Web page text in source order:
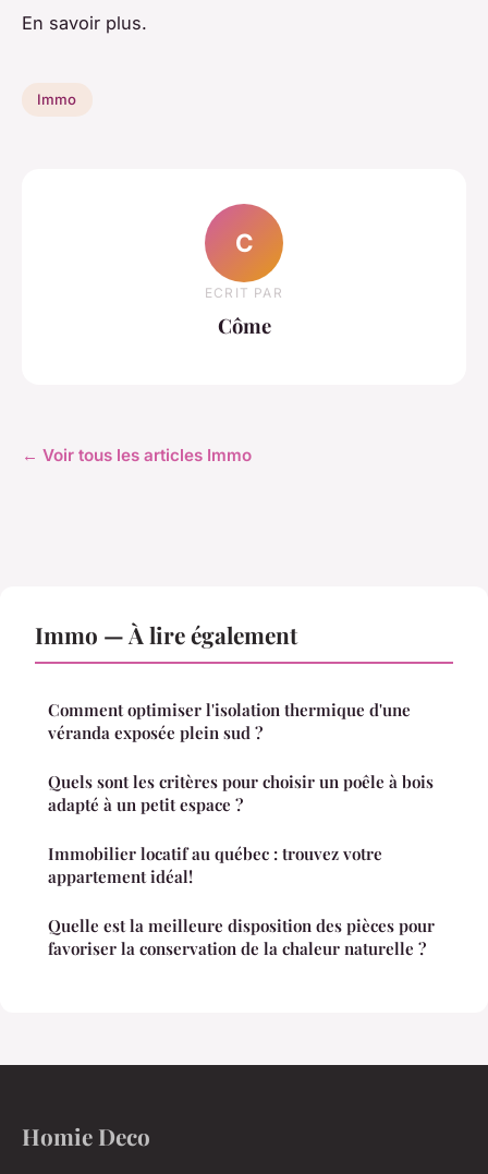
En savoir plus.
Immo
C
ECRIT PAR
Côme
← Voir tous les articles Immo
Immo — À lire également
Comment optimiser l'isolation thermique d'une
véranda exposée plein sud ?
Quels sont les critères pour choisir un poêle à bois
adapté à un petit espace ?
Immobilier locatif au québec : trouvez votre
appartement idéal!
Quelle est la meilleure disposition des pièces pour
favoriser la conservation de la chaleur naturelle ?
Homie Deco